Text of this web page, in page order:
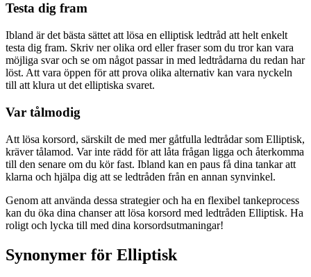
Testa dig fram
Ibland är det bästa sättet att lösa en elliptisk ledtråd att helt enkelt
testa dig fram. Skriv ner olika ord eller fraser som du tror kan vara
möjliga svar och se om något passar in med ledtrådarna du redan har
löst. Att vara öppen för att prova olika alternativ kan vara nyckeln
till att klura ut det elliptiska svaret.
Var tålmodig
Att lösa korsord, särskilt de med mer gåtfulla ledtrådar som Elliptisk,
kräver tålamod. Var inte rädd för att låta frågan ligga och återkomma
till den senare om du kör fast. Ibland kan en paus få dina tankar att
klarna och hjälpa dig att se ledtråden från en annan synvinkel.
Genom att använda dessa strategier och ha en flexibel tankeprocess
kan du öka dina chanser att lösa korsord med ledtråden Elliptisk. Ha
roligt och lycka till med dina korsordsutmaningar!
Synonymer för Elliptisk